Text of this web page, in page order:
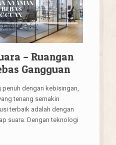
– Ruangan
Gangguan
dengan kebisingan,
tenang semakin
terbaik adalah dengan
suara. Dengan teknologi